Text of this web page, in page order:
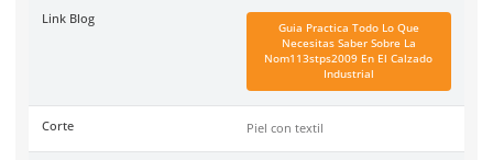
SKU: SF88R
Sicuro
Rojo